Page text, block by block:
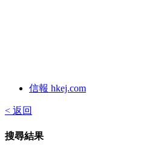
信報 hkej.com
< 返回
搜尋結果